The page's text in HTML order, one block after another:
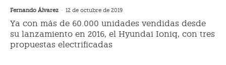
Fernando Álvarez - 12 de octubre de 2019
Ya con más de 60.000 unidades vendidas desde
su lanzamiento en 2016, el Hyundai Ioniq, con tres
propuestas electrificadas